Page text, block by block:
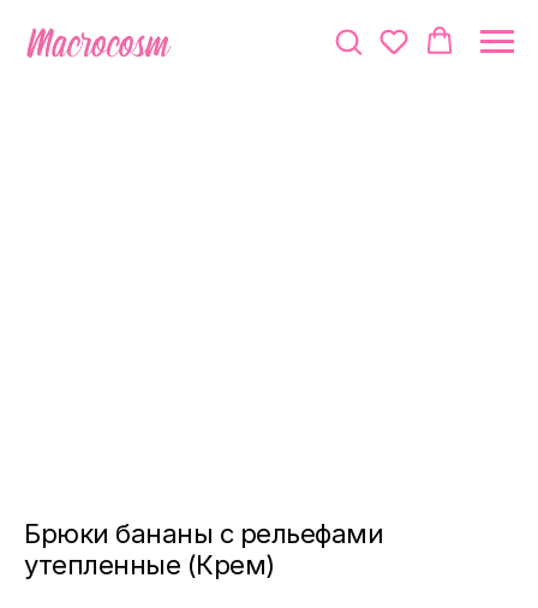
Брюки бананы с рельефами
утепленные (Крем)